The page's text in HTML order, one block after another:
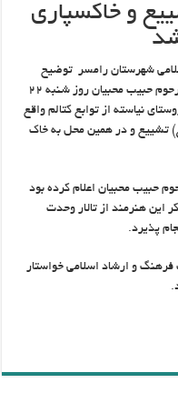
و خاکسپاری
شهرستان رامسر توضیح
داد: طبق برنامه ریزی های انجام گرفته پیکر مرحوم حبیب محبیان روز شنبه ۲۲
در روستای نیاسته از توابع کتالم واقع
تشییع و در همین محل به خاک
حبیب محبیان اعلام کرده بود
این هنرمند از تالار وحدت
پذیرد.
فرهنگ و ارشاد اسلامی خواستار